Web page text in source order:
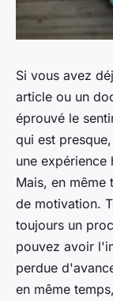
Si vous avez
article ou un
éprouvé le
qui est
une
Mais, en même
de motivation.
toujours un
pouvez avoir
perdue
en même